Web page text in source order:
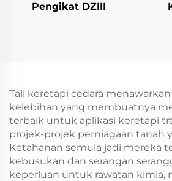
Pengikat DZIII
Tali keretapi cedara
kelebihan yang membuatnya
terbaik untuk aplikasi keretapi
projek-projek perniagaan tanah
Ketahanan semula jadi mereka
kebusukan dan serangan
keperluan untuk rawatan kimia,